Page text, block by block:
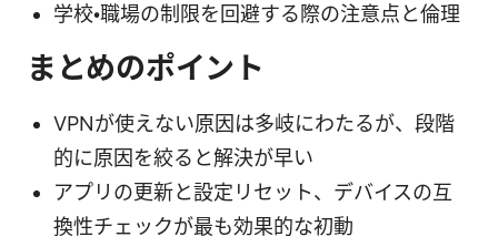
学校・職場の制限を回避する際の注意点と倫理
まとめのポイント
VPNが使えない原因は多岐にわたるが、段階
的に原因を絞ると解決が早い
アプリの更新と設定リセット、デバイスの互
換性チェックが最も効果的な初動